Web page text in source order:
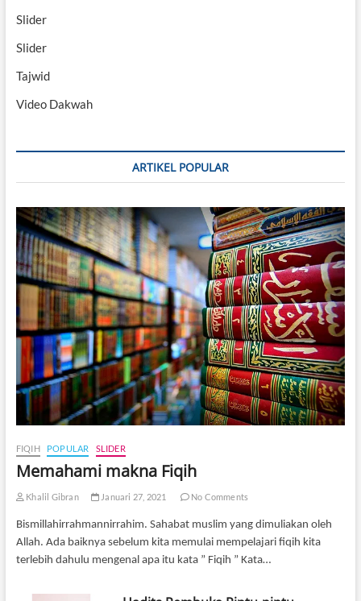
Slider
Slider
Tajwid
Video Dakwah
ARTIKEL POPULAR
FIQIH POPULAR SLIDER
Memahami makna Fiqih
Khalil Gibran Januari 27, 2021 No Comments
Bismillahirrahmannirrahim. Sahabat muslim yang dimuliakan oleh
Allah. Ada baiknya sebelum kita memulai mempelajari fiqih kita
terlebih dahulu mengenal apa itu kata ” Fiqih ” Kata…